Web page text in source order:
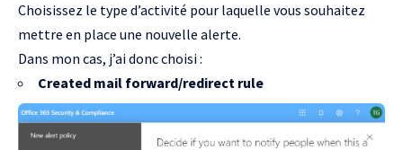
Choisissez le type d’activité pour laquelle vous souhaitez
mettre en place une nouvelle alerte.
Dans mon cas, j’ai donc choisi :
Created mail forward/redirect rule